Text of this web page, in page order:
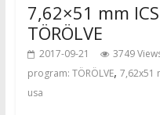
7,62×51 mm
TÖRÖLVE
2017-09-21 3749
program: TÖRÖLVE, 7,62x51
usa